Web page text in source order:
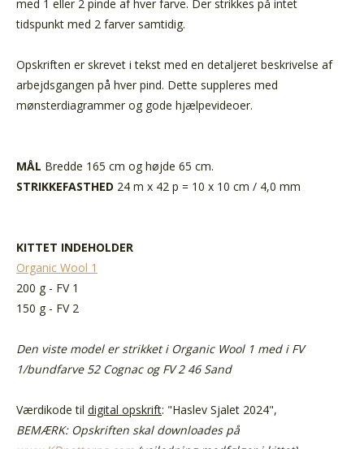
med 1 eller 2 pinde af hver farve. Der strikkes på intet
tidspunkt med 2 farver samtidig.
Opskriften er skrevet i tekst med en detaljeret beskrivelse af
arbejdsgangen på hver pind. Dette suppleres med
mønsterdiagrammer og gode hjælpevideoer.
MÅL Bredde 165 cm og højde 65 cm.
STRIKKEFASTHED 24 m x 42 p = 10 x 10 cm / 4,0 mm
KITTET INDEHOLDER
Organic Wool 1
200 g - FV 1
150 g - FV 2
Den viste model er strikket i Organic Wool 1 med i FV
1/bundfarve 52 Cognac og FV 2 46 Sand
Værdikode til digital opskrift: "Haslev Sjalet 2024",
BEMÆRK: Opskriften skal downloades på